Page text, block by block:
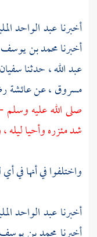
أخبرناعبد الواحد
أخبرنامحمد بن يوسف
عبد الله، حدثنا
مسروق ،عنعائشة
صلى الله عليه
شد مئزره وأحيا ليله
واختلفوا في أنها في
أخبرناعبد الواحد